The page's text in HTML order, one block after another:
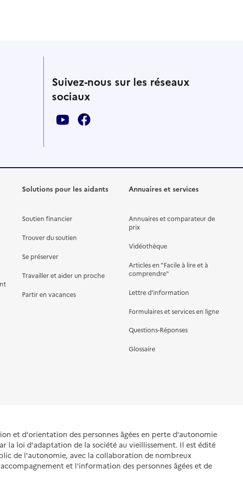
Suivez-nous sur les réseaux
sociaux
Solutions pour les aidants
Soutien financier
Trouver du soutien
Se préserver
Travailler et aider un proche
Partir en vacances
Annuaires et services
Annuaires et comparateur de
prix
Vidéothèque
Articles en "Facile à lire et à
comprendre"
Lettre d'information
Formulaires et services en ligne
Questions-Réponses
Glossaire
et d'orientation des personnes âgées en perte d'autonomie
la loi d'adaptation de la société au vieillissement. Il est édité
de l'autonomie, avec la collaboration de nombreux
et l'information des personnes âgées et de